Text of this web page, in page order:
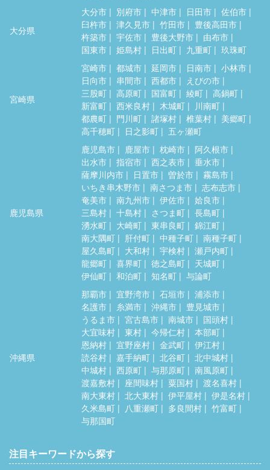
大分県
大分市 別府市 中津市 日田市
佐伯市
臼杵市
津久見市 竹田市
豊後高田市
杵築市
宇佐市 豊後大野市
由布市
国東市
姫島村 日出町 九重町 玖珠町
宮崎県
宮崎市 都城市 延岡市 日南市
小林市
日向市
串間市 西都市
えびの市
三股町
高原町 国富町 綾町
高鍋町
新富町
西米良村 木城町
川南町
都農町
門川町 諸塚村 椎葉村
美郷町
高千穂町
日之影町 五ヶ瀬町
鹿児島県
鹿児島市 鹿屋市 枕崎市
阿久根市
出水市
指宿市 西之表市
垂水市
薩摩川内市
日置市 曽於市
霧島市
いちき串木野市
南さつま市
志布志市
奄美市
南九州市 伊佐市
姶良市
三島村
十島村 さつま町
長島町
湧水町
大崎町 東串良町
錦江町
南大隅町
肝付町 中種子町
南種子町
屋久島町
大和村 宇検村
瀬戸内町
龍郷町
喜界町 徳之島町
天城町
伊仙町
和泊町 知名町 与論町
沖縄県
那覇市 宜野湾市 石垣市
浦添市
名護市
糸満市 沖縄市
豊見城市
うるま市
宮古島市 南城市
国頭村
大宜味村
東村 今帰仁村
本部町
恩納村
宜野座村 金武町
伊江村
読谷村
嘉手納町 北谷町
北中城村
中城村
西原町 与那原町
南風原町
渡嘉敷村
座間味村 粟国村
渡名喜村
南大東村
北大東村 伊平屋村
伊是名村
久米島町
八重瀬町 多良間村
竹富町
与那国町
注目キーワードから探す